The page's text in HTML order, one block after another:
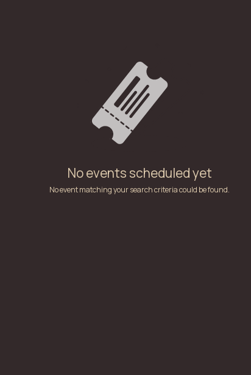
No events scheduled yet
No event matching your search criteria could be found.